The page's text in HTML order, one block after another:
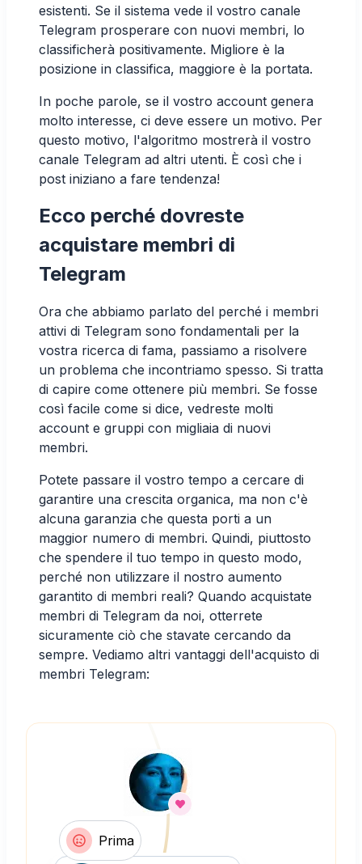
esistenti. Se il sistema vede il vostro canale
Telegram prosperare con nuovi membri, lo
classificherà positivamente. Migliore è la
posizione in classifica, maggiore è la portata.
In poche parole, se il vostro account genera
molto interesse, ci deve essere un motivo. Per
questo motivo, l'algoritmo mostrerà il vostro
canale Telegram ad altri utenti. È così che i
post iniziano a fare tendenza!
Ecco perché dovreste
acquistare membri di
Telegram
Ora che abbiamo parlato del perché i membri
attivi di Telegram sono fondamentali per la
vostra ricerca di fama, passiamo a risolvere
un problema che incontriamo spesso. Si tratta
di capire come ottenere più membri. Se fosse
così facile come si dice, vedreste molti
account e gruppi con migliaia di nuovi
membri.
Potete passare il vostro tempo a cercare di
garantire una crescita organica, ma non c'è
alcuna garanzia che questa porti a un
maggior numero di membri. Quindi, piuttosto
che spendere il tuo tempo in questo modo,
perché non utilizzare il nostro aumento
garantito di membri reali? Quando acquistate
membri di Telegram da noi, otterrete
sicuramente ciò che stavate cercando da
sempre. Vediamo altri vantaggi dell'acquisto di
membri Telegram:
Prima